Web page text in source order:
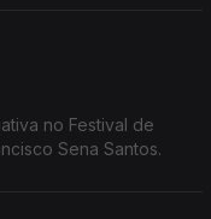
no Festival de
Sena Santos.